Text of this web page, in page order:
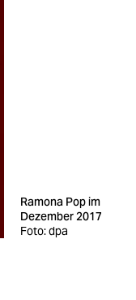
Ramona Pop im
Dezember 2017
Foto: dpa